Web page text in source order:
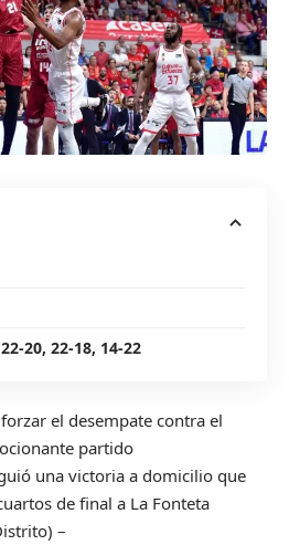
20, 22-18, 14-22
el desempate contra el
partido
una victoria a domicilio que
de final a La Fonteta
–